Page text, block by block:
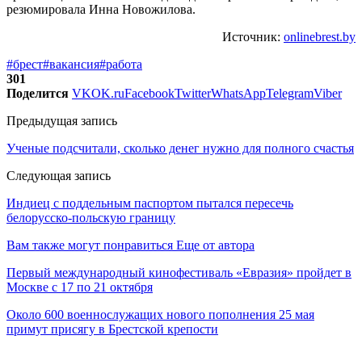
резюмировала Инна Новожилова.
Источник: onlinebrest.by
#брест#вакансия#работа
301
Поделится VKOK.ruFacebookTwitterWhatsAppTelegramViber
Предыдущая запись
Ученые подсчитали, сколько денег нужно для полного счастья
Следующая запись
Индиец с поддельным паспортом пытался пересечь
белорусско-польскую границу
Вам также могут понравиться Еще от автора
Первый международный кинофестиваль «Евразия» пройдет в
Москве с 17 по 21 октября
Около 600 военнослужащих нового пополнения 25 мая
примут присягу в Брестской крепости